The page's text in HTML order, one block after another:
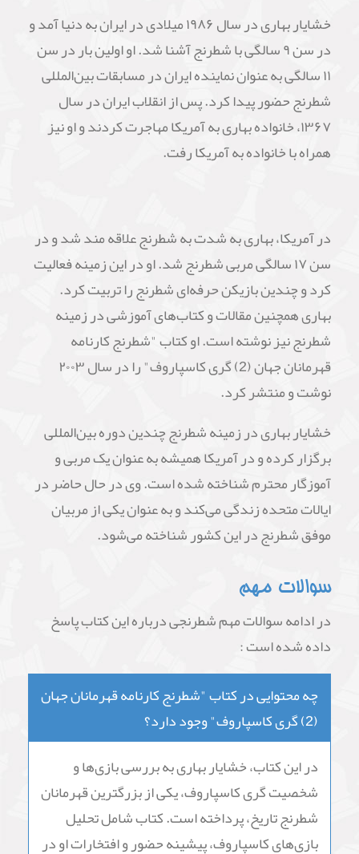
خشایار بهاری در سال ۱۹۸۶ میلادی در ایران به دنیا آمد و
در سن ۹ سالگی با شطرنج آشنا شد. او اولین بار در سن
۱۱ سالگی به عنوان نماینده ایران در مسابقات بین‌المللی
شطرنج حضور پیدا کرد. پس از انقلاب ایران در سال
۱۳۶۷، خانواده بهاری به آمریکا مهاجرت کردند و او نیز
همراه با خانواده به آمریکا رفت.
در آمریکا، بهاری به شدت به شطرنج علاقه مند شد و در
سن ۱۷ سالگی مربی شطرنج شد. او در این زمینه فعالیت
کرد و چندین بازیکن حرفه‌ای شطرنج را تربیت کرد.
بهاری همچنین مقالات و کتاب‌های آموزشی در زمینه
شطرنج نیز نوشته است. او کتاب "شطرنج کارنامه
نوشت و منتشر کرد.
خشایار بهاری در زمینه شطرنج چندین دوره بین‌المللی
برگزار کرده و در آمریکا همیشه به عنوان یک مربی و
آموزگار محترم شناخته شده است. وی در حال حاضر در
ایالات متحده زندگی می‌کند و به عنوان یکی از مربیان
موفق شطرنج در این کشور شناخته می‌شود.
سوالات مهم
در ادامه سوالات مهم شطرنجی درباره این کتاب پاسخ
داده شده است :